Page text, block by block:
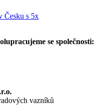
Česku s 5x
se společnosti:
vazníků